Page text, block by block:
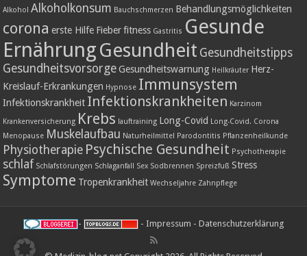
Alkohol Alkoholkonsum Bauchschmerzen Behandlungsmöglichkeiten
corona erste Hilfe Fieber fitness Gastritis Gesunde
ErnährungGesundheit Gesundheitstipps
Gesundheitsvorsorge Gesundheitswarnung Heilkräuter Herz-
Kreislauf-Erkrankungen Hypnose Immunsystem
Infektionskrankheit Infektionskrankheiten Karzinom
Krankenversicherung Krebs lauftraining Long-Covid Long-Covid. Corona
Menopause Muskelaufbau Naturheilmittel Parodontitis Pflanzenheilkunde
Physiotherapie Psychische Gesundheit Psychotherapie
schlaf Schlafstörungen Schlaganfall Sex Sodbrennen Spreizfuß Stress
Symptome Tropenkrankheit Wechseljahre Zahnpflege
- - Impressum - Datenschutzerklärung